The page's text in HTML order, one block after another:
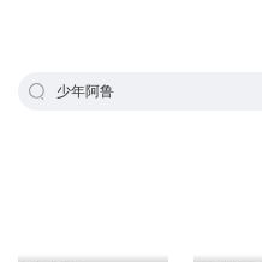
少年阿鲁